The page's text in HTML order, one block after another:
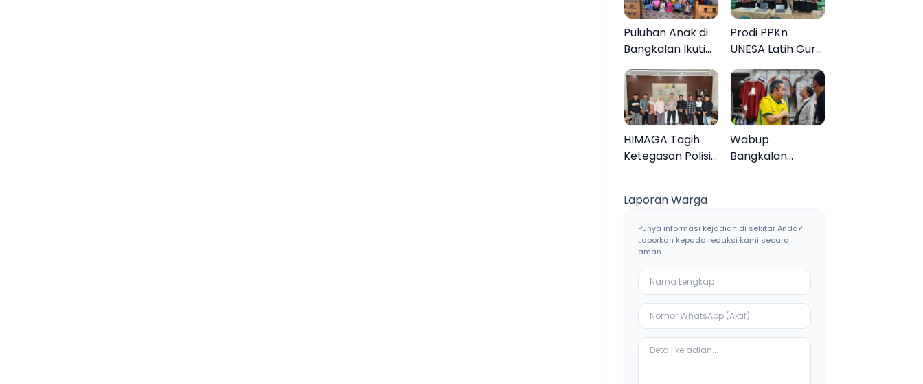
Puluhan Anak di
Bangkalan Ikuti
Lomba Mewarnai
Bertema Liburan
Keluarga
Prodi PPKn
UNESA Latih Guru
PPKn Bangkalan
dengan
Pembelajaran
Inovasi Teknologi
HIMAGA Tagih
Ketegasan Polisi
Galis Bangkalan
Wabup
Bangkalan
Ketiban Berkah
Laporan Warga
Punya informasi kejadian di sekitar Anda?
Laporkan kepada redaksi kami secara
aman.